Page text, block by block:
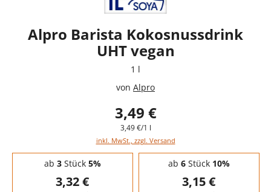
Alpro Barista Kokosnussdrink
UHT vegan
1 l
von Alpro
3,49 €
3,49 €/1 l
inkl. MwSt., zzgl. Versand
Staffelpreise - Mengenrabatt
ab 3Stück 5%
3,32 €
ab 6Stück 10%
3,15 €